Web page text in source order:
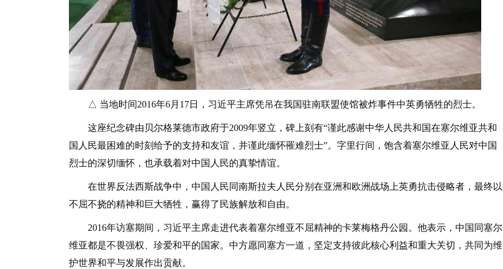
△ 当地时间2016年6月17日，习近平主席凭吊在我国驻南联盟使馆被炸事件中英勇牺牲的烈士。
这座纪念碑由贝尔格莱德市政府于2009年竖立，碑上刻有“谨此感谢中华人民共和国在塞尔维亚共和
国人民最困难的时刻给予的支持和友谊，并谨此缅怀罹难烈士”。字里行间，饱含着塞尔维亚人民对中国
烈士的深切缅怀，也承载着对中国人民的真挚情谊。
在世界反法西斯战争中，中国人民同南斯拉夫人民分别在亚洲和欧洲战场上英勇抗击侵略者，最终以
不屈不挠的精神和巨大牺牲，赢得了民族解放和自由。
2016年访塞期间，习近平主席走进代表着塞尔维亚不屈精神的卡莱梅格丹公园。他表示，中国同塞尔
维亚都是不畏强权、珍爱和平的国家。中方愿同塞方一道，坚定支持彼此核心利益和重大关切，共同为维
护世界和平与发展作出贡献。